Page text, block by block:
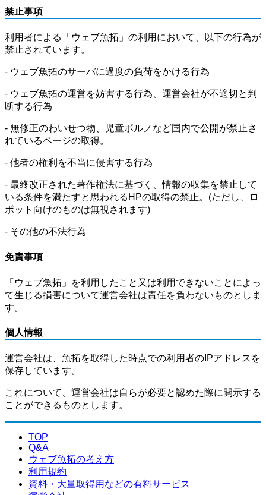
禁止事項
利用者による「ウェブ魚拓」の利用において、以下の行為が
禁止されています。
- ウェブ魚拓のサーバに過度の負荷をかける行為
- ウェブ魚拓の運営を妨害する行為、運営会社が不適切と判
断する行為
- 無修正のわいせつ物、児童ポルノなど国内で公開が禁止さ
れているページの取得。
- 他者の権利を不当に侵害する行為
- 最終改正された著作権法に基づく、情報の収集を禁止して
いる条件を満たすと思われるHPの取得の禁止。(ただし、ロ
ボット向けのものは無視されます)
- その他の不法行為
免責事項
「ウェブ魚拓」を利用したこと又は利用できないことによっ
て生じる損害について運営会社は責任を負わないものとしま
す。
個人情報
運営会社は、魚拓を取得した時点での利用者のIPアドレスを
保存しています。
これについて、運営会社は自らが必要と認めた際に開示する
ことができるものとします。
TOP
Q&A
ウェブ魚拓の考え方
利用規約
資料・大量取得用などの有料サービス